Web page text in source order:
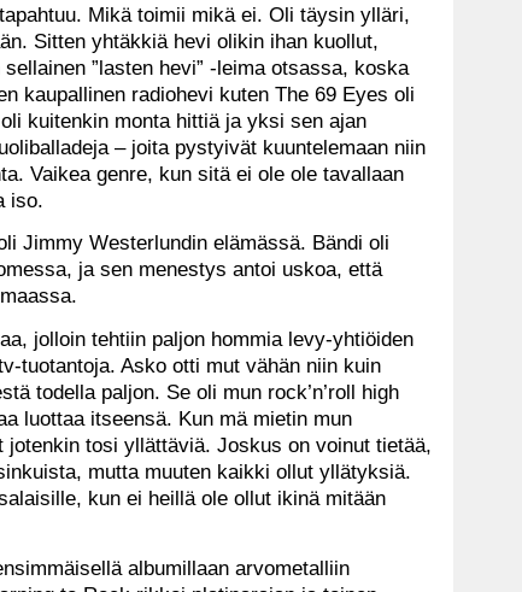
Mikä toimii mikä ei. Oli täysin ylläri,
Sitten yhtäkkiä hevi olikin ihan kuollut,
”lasten hevi” -leima otsassa, koska
kaupallinen radiohevi kuten The 69 Eyes oli
kuitenkin monta hittiä ja yksi sen ajan
– joita pystyivät kuuntelemaan niin
Vaikea genre, kun sitä ei ole ole tavallaan
iso.
Jimmy Westerlundin elämässä. Bändi oli
ja sen menestys antoi uskoa, että
jolloin tehtiin paljon hommia levy-yhtiöiden
tuotantoja. Asko otti mut vähän niin kuin
todella paljon. Se oli mun rock’n’roll high
luottaa itseensä. Kun mä mietin mun
jotenkin tosi yllättäviä. Joskus on voinut tietää,
mutta muuten kaikki ollut yllätyksiä.
kun ei heillä ole ollut ikinä mitään
albumillaan arvometalliin